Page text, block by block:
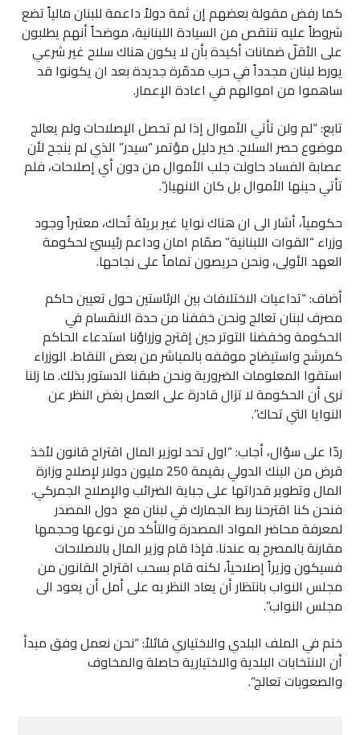
كما رفض مقولة بعضهم إن ثمة دولاً داعمة للبنان مالياً تضع
شروطاً عليه تنتقص من السيادة اللبنانية، موضحاً أنهم يطلبون
على الأقلّ ضمانات أكيدة بأن لا يكون هناك سلاح غير شرعي
يورط لبنان مجدداً في حرب مدمّرة جديدة بعد ان يكونوا قد
ساهموا من اموالهم في اعادة الإعمار.
تابع: “لم ولن تأتي الأموال إذا لم تحصل الإصلاحات ولم يعالج
موضوع حصر السلاح. خير دليل مؤتمر “سيدر” الذي لم ينجح لأن
عصابة الفساد حاولت جلب الأموال من دون أي إصلاحات، فلم
تأتي حينها الأموال بل كان الانهيار”.
حكومياً، أشار الى ان هناك نوايا غير بريئة تُحاك، معتبراً وجود
وزراء “القوات اللبنانية” صمّام امان وداعم رئيسيّ لحكومة
العهد الأولى، ونحن حريصون تماماً على نجاحها.
أضاف: “تداعيات الاختلافات بين الرئاستين حول تعيين حاكم
مصرف لبنان تعالج ونحن خففنا من حدة الانقسام في
الحكومة وخفضنا التوتر حين إقترح وزراؤنا استدعاء الحاكم
كمرشح واستيضاح موقفه بالمباشر من بعض النقاط. الوزراء
استقوا المعلومات الضرورية ونحن طبقنا الدستور بذلك. ما زلنا
نرى أن الحكومة لا تزال قادرة على العمل بغض النظر عن
النوايا التي تحاك”.
ردّا على سؤال، أجاب: “اول تحد لوزير المال اقتراح قانون لأخذ
قرض من البنك الدولي بقيمة 250 مليون دولار لإصلاح وزارة
المال وتطوير قدراتها على جباية الضرائب والإصلاح الجمركي.
فنحن كنا اقترحنا ربط الجمارك في لبنان مع دول المصدر
لمعرفة محاضر المواد المصدرة والتأكد من نوعها وحجمها
مقارنة بالمصرح به عندنا. فإذا قام وزير المال بالاصلاحات
فسيكون وزيراً إصلاحياً، لكنه قام بسحب اقتراح القانون من
مجلس النواب بانتظار أن يعاد النظر به على أمل أن يعود الى
مجلس النواب”.
ختم في الملف البلدي والاختياري قائلاً: “نحن نعمل وفق مبدأ
أن الانتخابات البلدية والاختيارية حاصلة والمخاوف
والصعوبات تعالج”.